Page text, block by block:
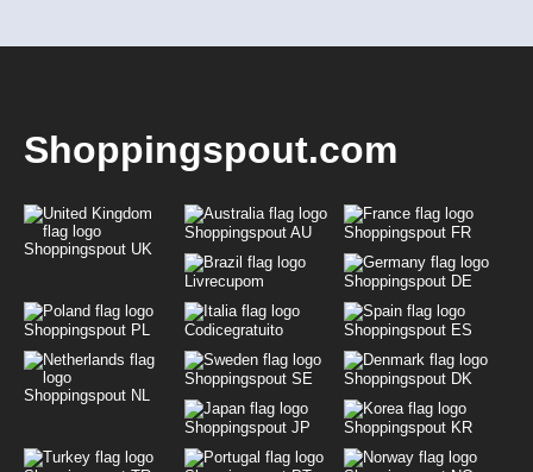
Shoppingspout.com
Shoppingspout UK
Shoppingspout AU Shoppingspout FR
Livrecupom Shoppingspout DE
Shoppingspout PL Codicegratuito Shoppingspout ES
Shoppingspout NL
Shoppingspout SE Shoppingspout DK
Shoppingspout JP Shoppingspout KR